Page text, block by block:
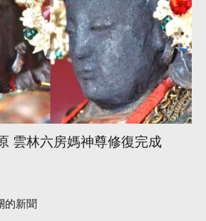
雲林六房媽神尊修復完成
的新聞